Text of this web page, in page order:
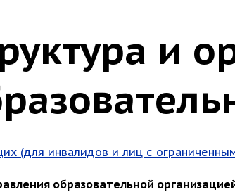
и
(для инвалидов и лиц с
образовательной